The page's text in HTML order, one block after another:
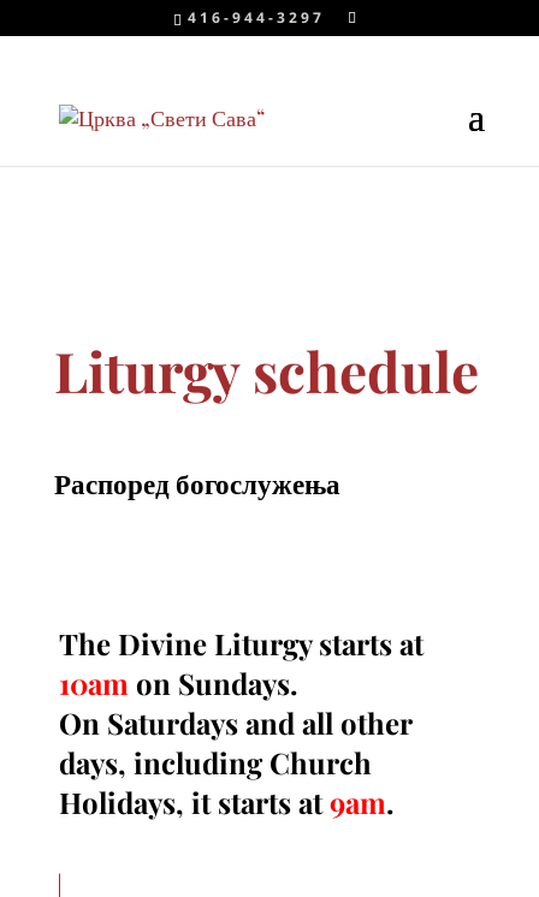
416-944-3297
Liturgy schedule
Распоред богослужења
The Divine Liturgy starts at
10am on Sundays.
On Saturdays and all other
days, including Church
Holidays, it starts at9am.